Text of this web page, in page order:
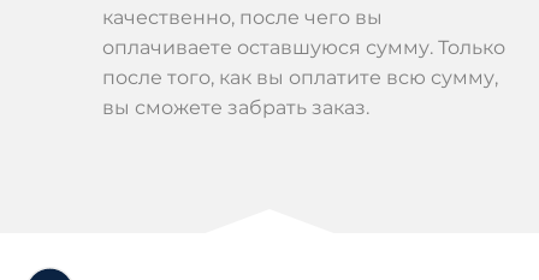
качественно, после чего вы
оплачиваете оставшуюся сумму. Только
после того, как вы оплатите всю сумму,
вы сможете забрать заказ.